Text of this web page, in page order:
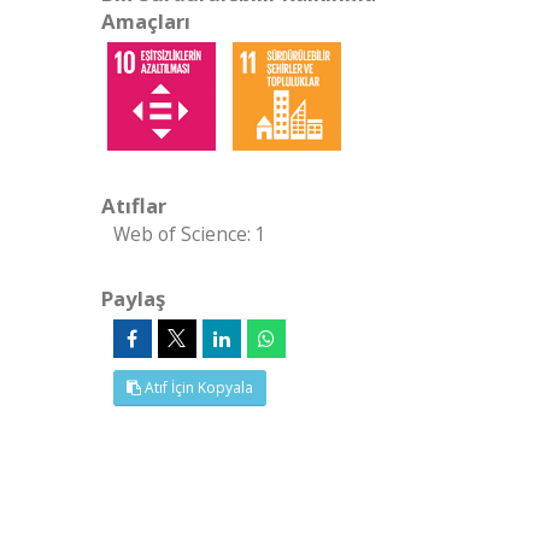
Amaçları
Atıflar
Web of Science: 1
Paylaş
Atıf İçin Kopyala